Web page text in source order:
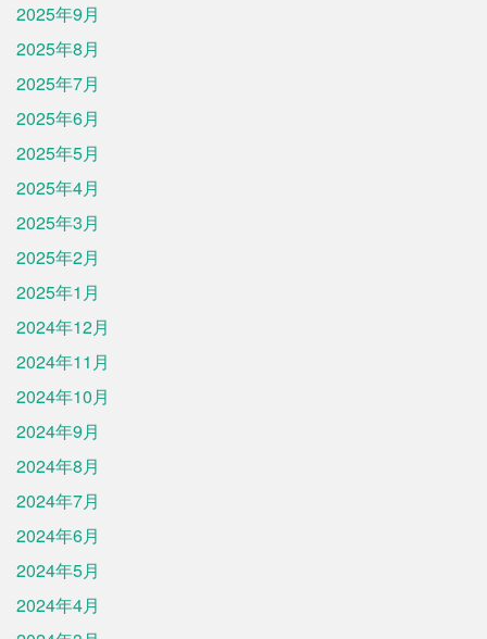
2025年9月
2025年8月
2025年7月
2025年6月
2025年5月
2025年4月
2025年3月
2025年2月
2025年1月
2024年12月
2024年11月
2024年10月
2024年9月
2024年8月
2024年7月
2024年6月
2024年5月
2024年4月